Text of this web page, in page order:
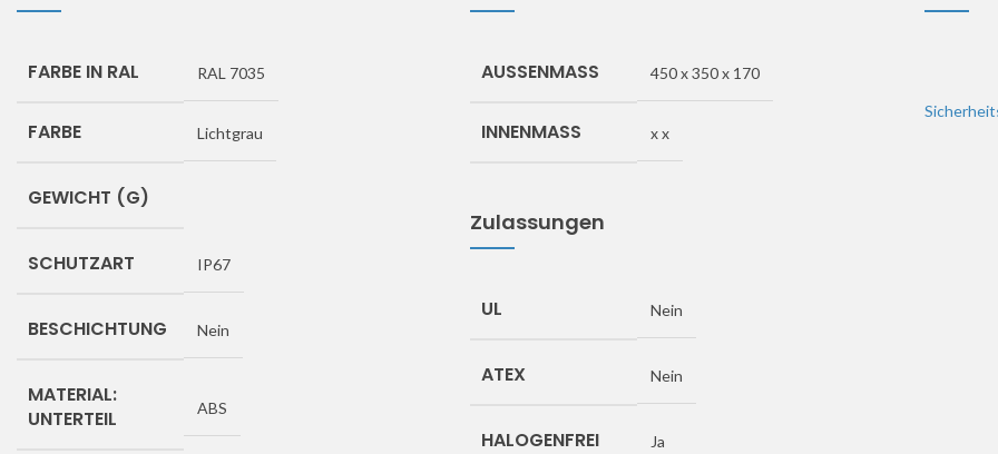
FARBE IN RAL RAL 7035
FARBE Lichtgrau
GEWICHT (G)
SCHUTZART IP67
BESCHICHTUNG Nein
MATERIAL:
UNTERTEIL
ABS
AUSSENMASS 450 x 350 x 170
INNENMASS x x
Zulassungen
UL Nein
ATEX Nein
HALOGENFREI Ja